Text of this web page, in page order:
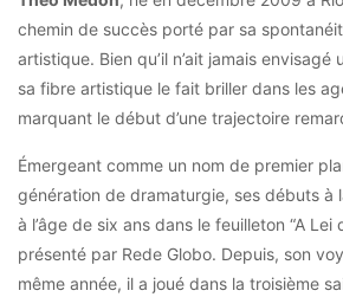
chemin de succès porté par sa
artistique. Bien qu’il n’ait jamais envisagé
sa fibre artistique le fait briller dans les
marquant le début d’une trajectoire
Émergeant comme un nom de premier
génération de dramaturgie, ses débuts à
à l’âge de six ans dans le feuilleton “A Lei
présenté par Rede Globo. Depuis, son
même année, il a joué dans la troisième